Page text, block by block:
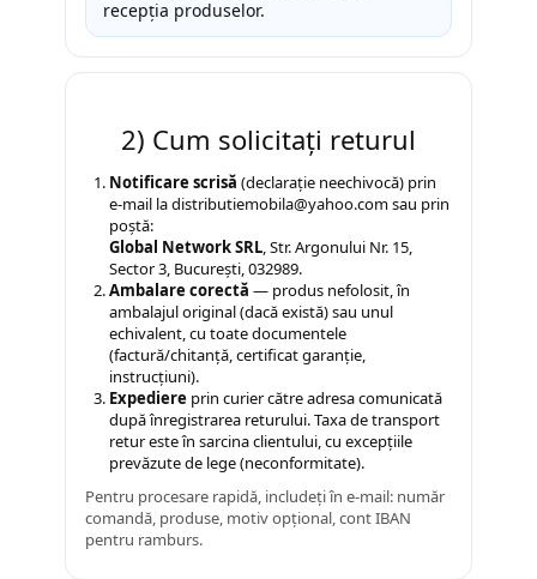
Saltele cu spuma
Saltele Memory
Saltele 140x200
Saltele 160x200
Saltele 180x200
Top saltele
Top saltele 5 cm
Top saltele 10 cm
Top saltele memory 5 cm
Top saltele MemoHR 6.5 cm
Saltele ieftine
Saltele cu plasa de arcuri
Comode living
Scaune ergonomice
Etajere Birou
Dulap birou
Scaune pentru birou
Scaune pentru vizitatori
Scaune manager
Mobilier bucatarie
Mese bucatarie
Scaune pentru bucatarie
Mobila bucatarie
Seturi mese si scaune bucatarie
Scaune conferinta
recepția produselor.
2) Cum solicitați returul
Notificare scrisă (declarație neechivocă) prin
e-mail la distributiemobila@yahoo.com sau prin
poștă:
Global Network SRL, Str. Argonului Nr. 15,
Sector 3, București, 032989.
Ambalare corectă — produs nefolosit, în
ambalajul original (dacă există) sau unul
echivalent, cu toate documentele
(factură/chitanță, certificat garanție,
instrucțiuni).
Expediere prin curier către adresa comunicată
după înregistrarea returului. Taxa de transport
retur este în sarcina clientului, cu excepțiile
prevăzute de lege (neconformitate).
Pentru procesare rapidă, includeți în e-mail: număr
comandă, produse, motiv opțional, cont IBAN
pentru ramburs.